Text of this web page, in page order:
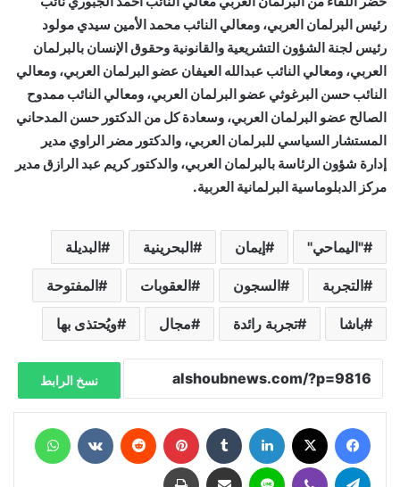
رئيس البرلمان العربي، ومعالي النائب محمد الأمين سيدي مولود
رئيس لجنة الشؤون التشريعية والقانونية وحقوق الإنسان بالبرلمان
العربي، ومعالي النائب عبدالله العيفان عضو البرلمان العربي، ومعالي
النائب حسن البرغوثي عضو البرلمان العربي، ومعالي النائب ممدوح
الصالح عضو البرلمان العربي، وسعادة كل من الدكتور حسن المدحاني
المستشار السياسي للبرلمان العربي، والدكتور مضر الراوي مدير
إدارة شؤون الرئاسة بالبرلمان العربي، والدكتور كريم عبد الرازق مدير
مركز الدبلوماسية البرلمانية العربية.
"اليماحي" إيمان البحرينية البديلة
التجربة السجون العقوبات المفتوحة
باشا تجربة رائدة مجال ويُحتذى بها
نسخ الرابط